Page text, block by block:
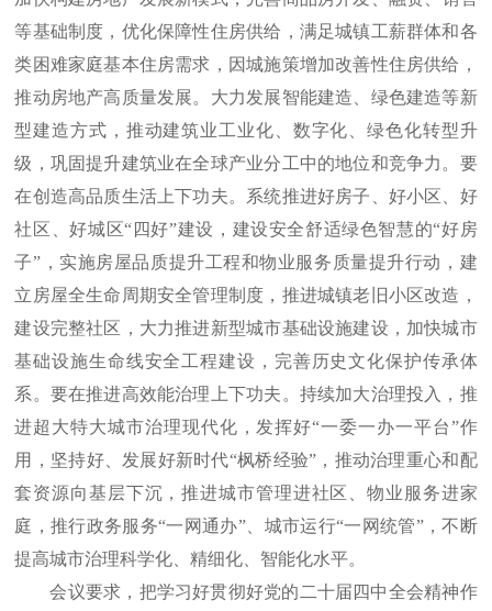
等基础制度，优化保障性住房供给，满足城镇工薪群体和各
类困难家庭基本住房需求，因城施策增加改善性住房供给，
推动房地产高质量发展。大力发展智能建造、绿色建造等新
型建造方式，推动建筑业工业化、数字化、绿色化转型升
级，巩固提升建筑业在全球产业分工中的地位和竞争力。要
在创造高品质生活上下功夫。系统推进好房子、好小区、好
社区、好城区“四好”建设，建设安全舒适绿色智慧的“好房
子”，实施房屋品质提升工程和物业服务质量提升行动，建
立房屋全生命周期安全管理制度，推进城镇老旧小区改造，
建设完整社区，大力推进新型城市基础设施建设，加快城市
基础设施生命线安全工程建设，完善历史文化保护传承体
系。要在推进高效能治理上下功夫。持续加大治理投入，推
进超大特大城市治理现代化，发挥好“一委一办一平台”作
用，坚持好、发展好新时代“枫桥经验”，推动治理重心和配
套资源向基层下沉，推进城市管理进社区、物业服务进家
庭，推行政务服务“一网通办”、城市运行“一网统管”，不断
提高城市治理科学化、精细化、智能化水平。
会议要求，把学习好贯彻好党的二十届四中全会精神作